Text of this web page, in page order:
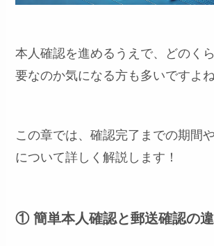
本人確認を進めるうえで、どのく
要なのか気になる方も多いですよね
この章では、確認完了までの期間
について詳しく解説します！
① 簡単本人確認と郵送確認の